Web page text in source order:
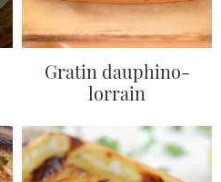
Gratin dauphino-
lorrain